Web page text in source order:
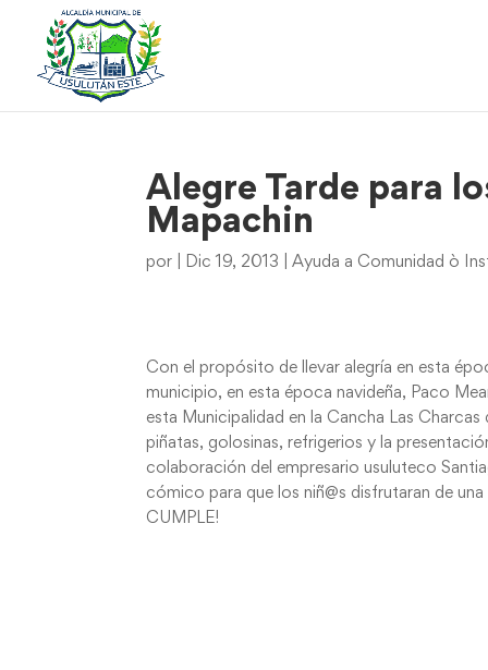
Alegre Tarde para
Mapachin
por Dic 19, 2013 |Ayuda a Comunidad ò
Con el propósito de llevar alegría en esta
municipio, en esta época navideña, Paco
esta Municipalidad en la Cancha Las
piñatas, golosinas, refrigerios y la
colaboración del empresario usuluteco
cómico para que los niñ@s disfrutaran de
CUMPLE!